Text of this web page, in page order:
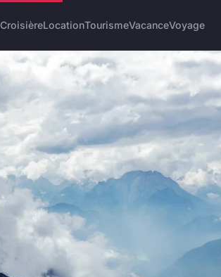
CroisièreLocationTourismeVacanceVoyage